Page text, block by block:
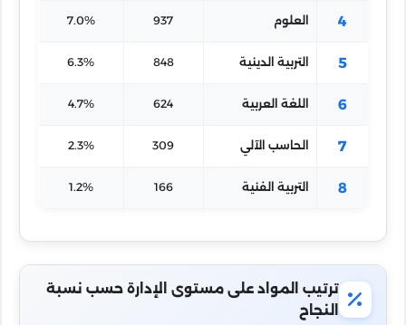
4 العلوم 937
7.0%
5 التربية الدينية 848
6.3%
6 اللغة العربية 624
4.7%
7 الحاسب الآلي 309
2.3%
8 التربية الفنية 166
1.2%
ترتيب المواد على مستوى الإدارة حسب نسبة
النجاح